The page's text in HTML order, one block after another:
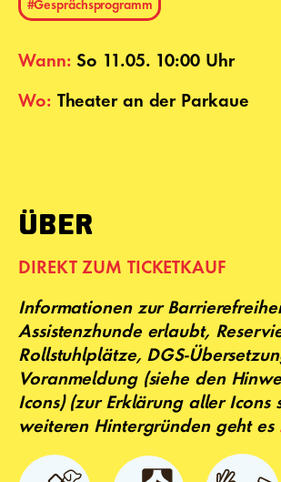
#Gesprächsprogramm
Wann:So 11.05. 10:00 Uhr
Wo: Theater an der Parkaue
ÜBER
DIREKT ZUM TICKETKAUF
Informationen zur
Assistenzhunde erlaubt,
Rollstuhlplätze, DGS-
Voranmeldung (siehe den
Icons) (zur Erklärung aller Icons
weiteren Hintergründen geht es